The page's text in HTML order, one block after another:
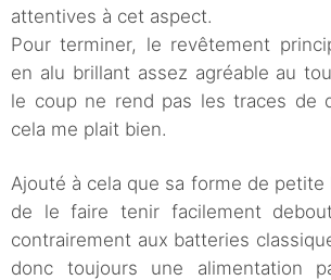
attentives à cet aspect.
Pour terminer, le revêtement
en alu brillant assez agréable au
le coup ne rend pas les traces de
cela me plait bien.
Ajouté à cela que sa forme de
de le faire tenir facilement
contrairement aux batteries
donc toujours une alimentation